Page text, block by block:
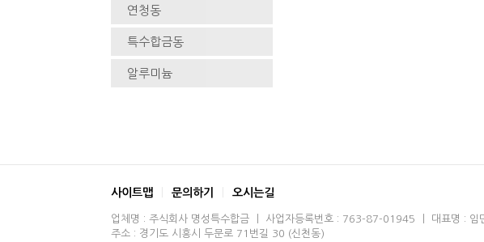
연청동
특수합금동
알루미늄
사이트맵 문의하기 오시는길
업체명 : 주식회사 명성특수합금 ㅣ 사업자등록번호 : 763-87-01945 ㅣ 대표명 : 임
주소 : 경기도 시흥시 두문로 71번길 30 (신천동)